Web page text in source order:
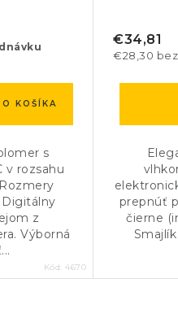
KOŠÍKA
s
v rozsahu
Digitálny
z
Výborná
Kód: 4670
€28,30
€34,81
prepnúť
čierne